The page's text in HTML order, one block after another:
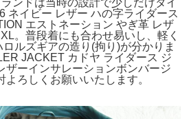
ネイビー レザー ハの字ライダース
エストネーション やぎ革 レザ
。普段着にも合わせ易いし、軽く
ルズギアの造り(拘り)が分かりま
JACKET カドヤ ライダース ジ
ザーインサレーションボンバージ
よろしくお願いいたします。